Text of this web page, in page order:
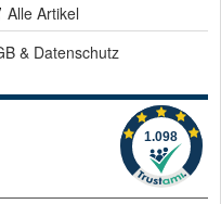
Alle Artikel
& Datenschutz